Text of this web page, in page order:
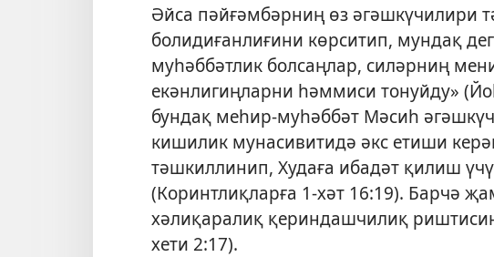
Әйса пәйғәмбәрниң өз әгәшкүчилири
болидиғанлиғини көрситип, мундақ
муһәббәтлик болсаңлар, силәрниң
екәнлигиңларни һәммиси тонуйду» (
бундақ меһир-муһәббәт Мәсиһ
кишилик мунасивитидә әкс етиши
тәшкиллинип, Худаға ибадәт қилиш
(Коринтлиқларға 1-хәт 16:19). Барчә
хәлиқаралиқ қериндашчилиқ
хети 2:17).